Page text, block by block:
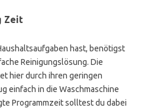
Zeit
hast, benötigst
Reinigungslösung. Die
hier durch ihren geringen
einfach in die Waschmaschine
Programmzeit solltest du dabei